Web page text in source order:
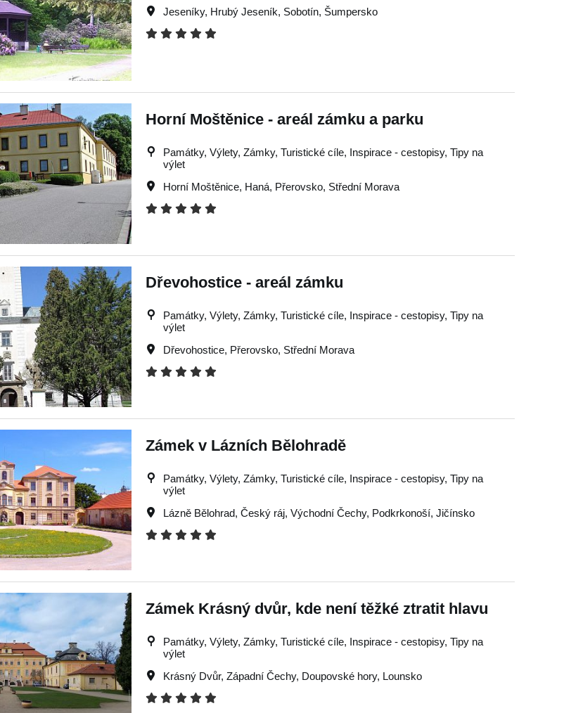
Jeseníky, Hrubý Jeseník, Sobotín, Šumpersko
Horní Moštěnice - areál zámku a parku
Památky, Výlety, Zámky, Turistické cíle, Inspirace - cestopisy, Tipy na
výlet
Horní Moštěnice, Haná, Přerovsko, Střední Morava
Dřevohostice - areál zámku
Památky, Výlety, Zámky, Turistické cíle, Inspirace - cestopisy, Tipy na
výlet
Dřevohostice, Přerovsko, Střední Morava
Zámek v Lázních Bělohradě
Památky, Výlety, Zámky, Turistické cíle, Inspirace - cestopisy, Tipy na
výlet
Lázně Bělohrad,Český ráj,Východní Čechy, Podkrkonoší,Jičínsko
Zámek Krásný dvůr, kde není těžké ztratit hlavu
Památky, Výlety, Zámky, Turistické cíle, Inspirace - cestopisy, Tipy na
výlet
Krásný Dvůr,Západní Čechy, Doupovské hory, Lounsko